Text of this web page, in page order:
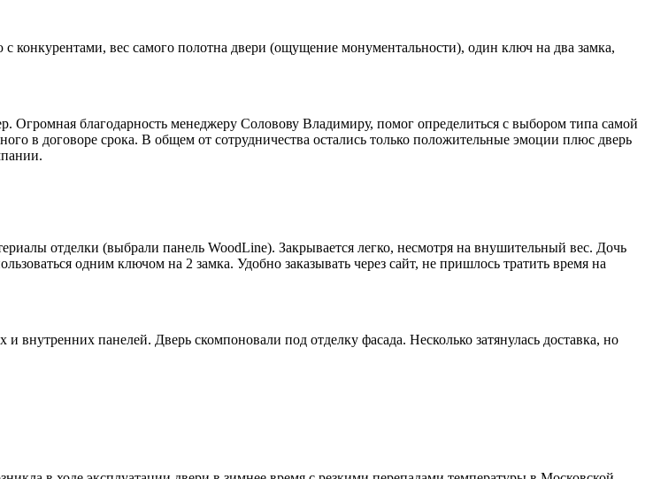
конкурентами, вес самого полотна двери (ощущение монументальности), один ключ на два замка,
Огромная благодарность менеджеру Соловову Владимиру, помог определиться с выбором типа самой
в договоре срока. В общем от сотрудничества остались только положительные эмоции плюс дверь
отделки (выбрали панель WoodLine). Закрывается легко, несмотря на внушительный вес. Дочь
одним ключом на 2 замка. Удобно заказывать через сайт, не пришлось тратить время на
внутренних панелей. Дверь скомпоновали под отделку фасада. Несколько затянулась доставка, но